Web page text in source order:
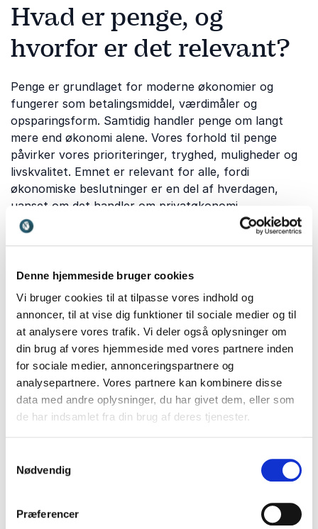
Denne hjemmeside bruger cookies
Vi bruger cookies til at tilpasse vores indhold og
annoncer, til at vise dig funktioner til sociale medier og til
at analysere vores trafik. Vi deler også oplysninger om
din brug af vores hjemmeside med vores partnere inden
for sociale medier, annonceringspartnere og
analysepartnere. Vores partnere kan kombinere disse
data med andre oplysninger, du har givet dem, eller som
de har indsamlet fra din brug af deres tjenester.
Nødvendig
Præferencer
Hvad er penge, og
hvorfor er det relevant?
Penge er grundlaget for moderne økonomier og
fungerer som betalingsmiddel, værdimåler og
opsparingsform. Samtidig handler penge om langt
mere end økonomi alene. Vores forhold til penge
påvirker vores prioriteringer, tryghed, muligheder og
livskvalitet. Emnet er relevant for alle, fordi
økonomiske beslutninger er en del af hverdagen,
uanset om det handler om privatøkonomi,
investeringer, forbrug eller større
samfundsøkonomiske spørgsmål. Et foredrag om
økonomiske sammenhænge og menneskelig adfærd.
Hvilke emner dækker vores
foredrag om penge?
Penge kan belyses fra mange forskellige vinkler, der
spænder fra privatøkonomi og investering til adfærd
og samfundsøkonomi. Foredragene giver deltagerne
indsigt i de mekanismer, der former vores økonomiske
Privatøkonomi og økonomisk